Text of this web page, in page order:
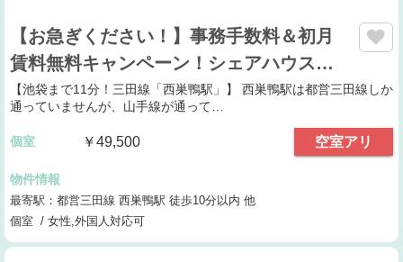
【お急ぎください！】事務手数料＆初月
賃料無料キャンペーン！シェアハウス…
【池袋まで11分！三田線「西巣鴨駅」】 西巣鴨駅は都営三田線しか
通っていませんが、山手線が通って…
個室 ￥49,500 空室アリ
物件情報
最寄駅：都営三田線 西巣鴨駅 徒歩10分以内 他
個室 / 女性,外国人対応可